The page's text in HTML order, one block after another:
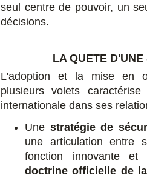
seul centre de pouvoir, un
décisions.
LA QUETE
L'adoption et la mise en
plusieurs volets
internationale dans ses
Une stratégie de
une articulation entre
fonction innovante
doctrine officielle de